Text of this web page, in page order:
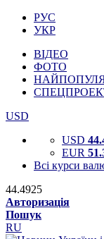
РУС
УКР
ВІДЕО
ФОТО
USD
USD
EUR
Всі курси
44.4925
Авторизація
Пошук
RU